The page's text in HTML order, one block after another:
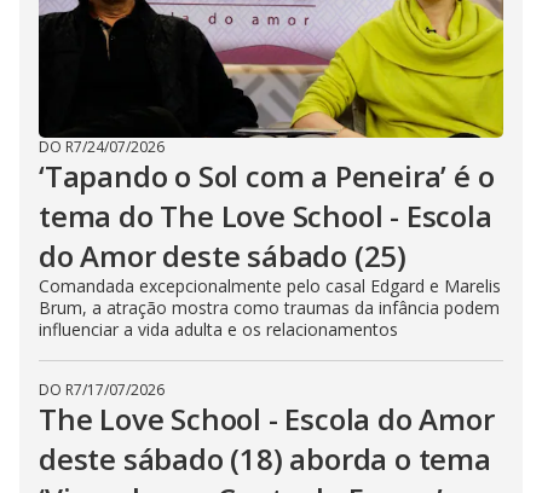
DO R7/24/07/2026
‘Tapando o Sol com a Peneira’ é o
tema do The Love School - Escola
do Amor deste sábado (25)
Comandada excepcionalmente pelo casal Edgard e Marelis
Brum, a atração mostra como traumas da infância podem
influenciar a vida adulta e os relacionamentos
DO R7/17/07/2026
The Love School - Escola do Amor
deste sábado (18) aborda o tema